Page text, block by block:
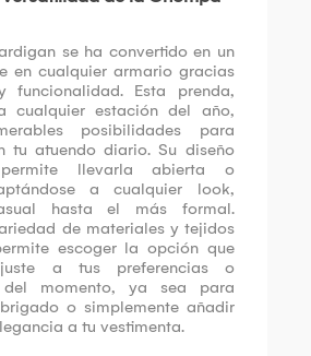
se ha convertido en un
en cualquier armario gracias
Esta prenda,
cualquier estación del año,
posibilidades para
tu atuendo diario. Su diseño
llevarla abierta o
a cualquier look,
hasta el más formal.
de materiales y tejidos
escoger la opción que
a tus preferencias o
del momento, ya sea para
o simplemente añadir
a tu vestimenta.